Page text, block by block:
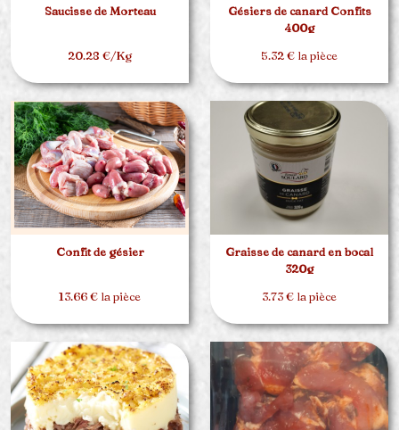
Saucisse de Morteau
20.28 €/Kg
Gésiers de canard Confits
400g
5.32 € la pièce
Confit de gésier
13.66 € la pièce
Graisse de canard en bocal
320g
3.73 € la pièce